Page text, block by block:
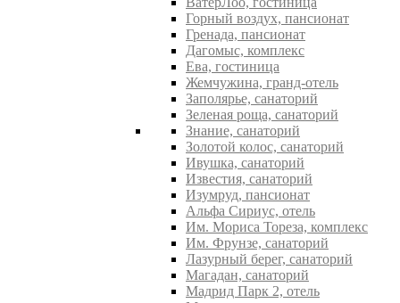
Горный воздух, пансионат
Гренада, пансионат
Дагомыс, комплекс
Ева, гостиница
Жемчужина, гранд-отель
Заполярье, санаторий
Зеленая роща, санаторий
Знание, санаторий
Золотой колос, санаторий
Ивушка, санаторий
Известия, санаторий
Изумруд, пансионат
Альфа Сириус, отель
Им. Мориса Тореза, комплекс
Им. Фрунзе, санаторий
Лазурный берег, санаторий
Магадан, санаторий
Мадрид Парк 2, отель